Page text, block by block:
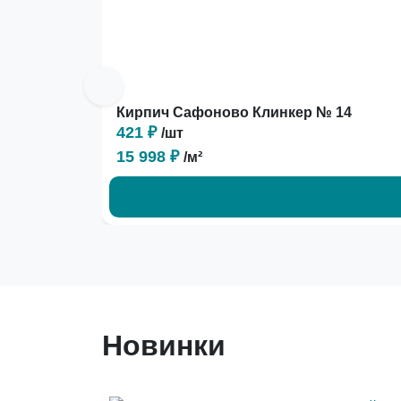
Кирпич Сафоново Клинкер № 14
421 ₽ /шт
15 998 ₽ /м²
Новинки